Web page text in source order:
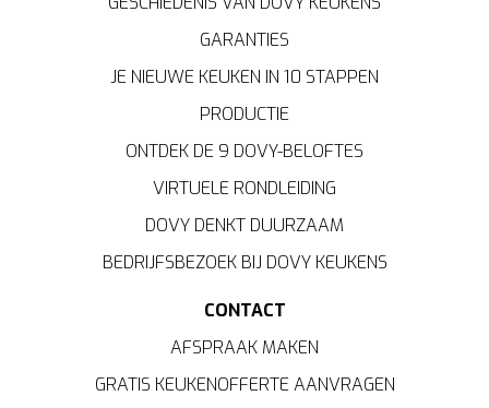
GARANTIES
JE NIEUWE KEUKEN IN 10 STAPPEN
PRODUCTIE
ONTDEK DE 9 DOVY-BELOFTES
VIRTUELE RONDLEIDING
DOVY DENKT DUURZAAM
BEDRIJFSBEZOEK BIJ DOVY KEUKENS
CONTACT
AFSPRAAK MAKEN
GRATIS KEUKENOFFERTE AANVRAGEN